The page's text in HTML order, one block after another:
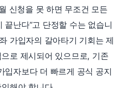
신청을 못 하면 무조건 모든
끝난다”고 단정할 수는 없습니
가입자의 갈아타기 기회는 제
로 제시되어 있으므로, 기존
입자보다 더 빠르게 공식 공지